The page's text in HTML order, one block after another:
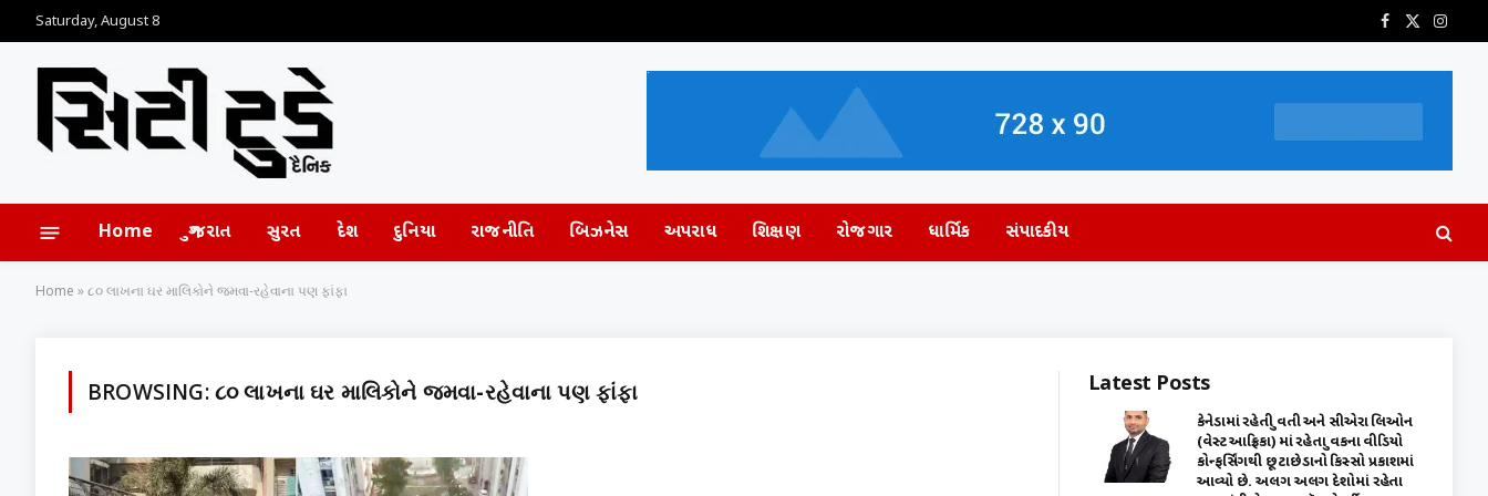
Saturday, August 8 Facebook
X
Home ગુજરાત સુરત દેશ દુનિયા રાજનીતિ બિઝનેસ અપરાધ શિક્ષણ રોજગાર ધાર્મિક સંપાદકીય
Home »૮૦ લાખના ઘર માલિકોને જમવા-રહેવાના પણ ફાંફા
BROWSING:૮૦ લાખના ઘર માલિકોને જમવા-રહેવાના પણ ફાંફા Latest Posts
કેનેડામાં રહેતી યુવતી અને સીએરા લિઓન
(વેસ્ટ આફ્રિકા) માં રહેતા યુવકના વીડિયો
કોન્ફર્સિંગથી છૂટાછેડાનો કિસ્સો પ્રકાશમાં
આવ્યો છે. અલગ અલગ દેશોમાં રહેતા